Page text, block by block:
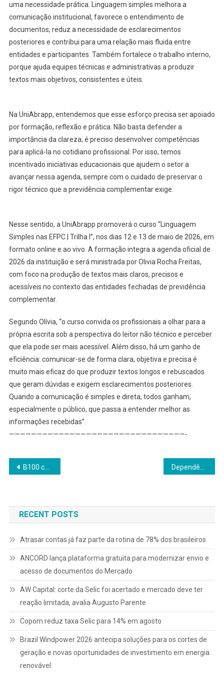
uma necessidade prática. Linguagem simples melhora a
comunicação institucional, favorece o entendimento de
documentos, reduz a necessidade de esclarecimentos
posteriores e contribui para uma relação mais fluida entre
entidades e participantes. Também fortalece o trabalho interno,
porque ajuda equipes técnicas e administrativas a produzir
textos mais objetivos, consistentes e úteis.
Na UniAbrapp, entendemos que esse esforço precisa ser apoiado
por formação, reflexão e prática. Não basta defender a
importância da clareza; é preciso desenvolver competências
para aplicá-la no cotidiano profissional. Por isso, temos
incentivado iniciativas educacionais que ajudem o setor a
avançar nessa agenda, sempre com o cuidado de preservar o
rigor técnico que a previdência complementar exige.
Nesse sentido, a UniAbrapp promoverá o curso “Linguagem
Simples nas EFPC | Trilha I”, nos dias 12 e 13 de maio de 2026, em
formato online e ao vivo. A formação integra a agenda oficial de
2026 da instituição e será ministrada por Olivia Rocha Freitas,
com foco na produção de textos mais claros, precisos e
acessíveis no contexto das entidades fechadas de previdência
complementar.
Segundo Olívia, “o curso convida os profissionais a olhar para a
própria escrita sob a perspectiva do leitor não técnico e perceber
que ela pode ser mais acessível. Além disso, há um ganho de
eficiência: comunicar-se de forma clara, objetiva e precisa é
muito mais eficaz do que produzir textos longos e rebuscados
que geram dúvidas e exigem esclarecimentos posteriores.
Quando a comunicação é simples e direta, todos ganham,
especialmente o público, que passa a entender melhor as
informações recebidas”.
————————————————————————————————-
Navegação
Post
B100 conclui mudança de denominação social e consolida nova fase como companhia aberta Dependência excessiva da Inteligência Artificial pode colocar a economia brasileira em risco
RECENT POSTS
Atrasar contas já faz parte da rotina de 78% dos brasileiros
ANCORD lança plataforma gratuita para modernizar envio e
acesso de documentos do Mercado
AW Capital: corte da Selic foi acertado e mercado deve ter
reação limitada, avalia Augusto Parente
Copom reduz taxa Selic para 14% em agosto
Brazil Windpower 2026 antecipa soluções para os cortes de
geração e novas oportunidades de investimento em energia
renovável